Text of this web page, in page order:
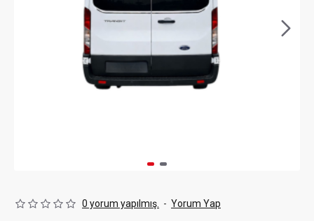
0 yorum yapılmış. - Yorum Yap